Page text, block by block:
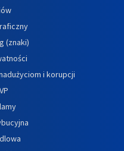
(znaki)
i korupcji